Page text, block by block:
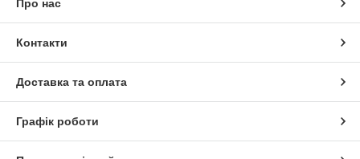
Про нас
Контакти
Доставка та оплата
Графік роботи